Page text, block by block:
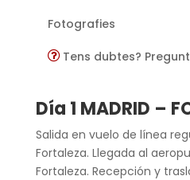
Fotografies
Tens dubtes?
Día 1 MADRID –
Salida en vuelo de línea
Fortaleza. Llegada al
Fortaleza. Recepción y